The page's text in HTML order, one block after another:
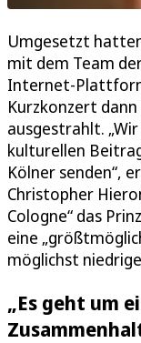
Umgesetzt
mit dem Team
Internet-
Kurzkonzert
ausgestrahlt.
kulturellen
Kölner senden“,
Christopher
Cologne“ das
eine
möglichst
„Es geht um